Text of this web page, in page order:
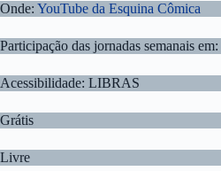
Onde: YouTube da Esquina Cômica
Participação das jornadas semanais em:
Acessibilidade: LIBRAS
Grátis
Livre